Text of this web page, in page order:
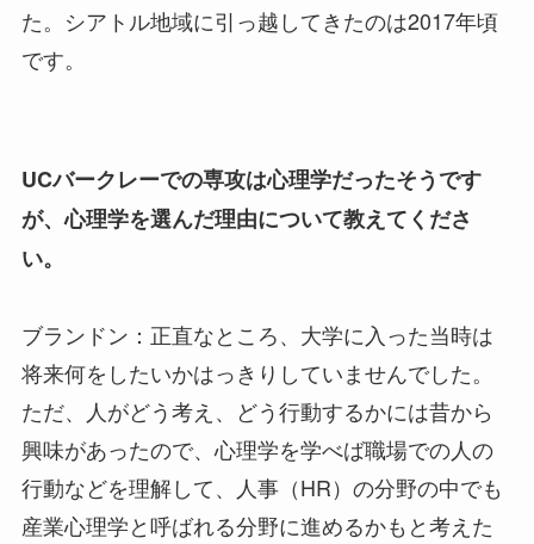
た。シアトル地域に引っ越してきたのは2017年頃
です。
UCバークレーでの専攻は心理学だったそうです
が、心理学を選んだ理由について教えてくださ
い。
ブランドン：正直なところ、大学に入った当時は
将来何をしたいかはっきりしていませんでした。
ただ、人がどう考え、どう行動するかには昔から
興味があったので、心理学を学べば職場での人の
行動などを理解して、人事（HR）の分野の中でも
産業心理学と呼ばれる分野に進めるかもと考えた